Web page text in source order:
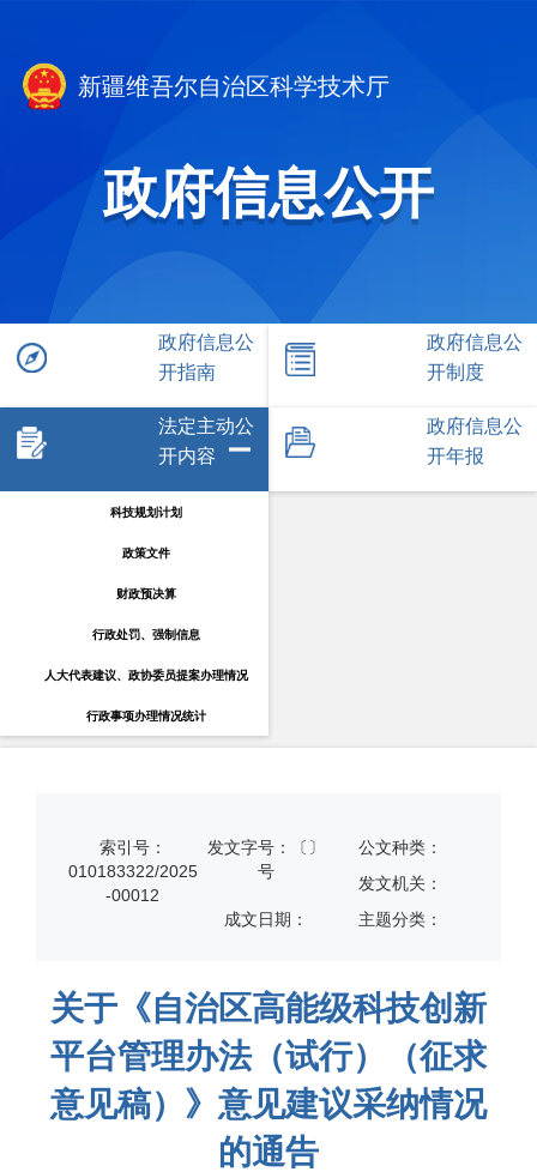
新疆维吾尔自治区科学技术厅
政府信息公开
政府信息公
开指南
政府信息公
开制度
法定主动公
开内容
科技规划计划
政策文件
财政预决算
行政处罚、强制信息
人大代表建议、政协委员提案办理情况
行政事项办理情况统计
政府信息公
开年报
索引号：
010183322/2025
-00012
发文字号：〔〕
号
公文种类：
发文机关：
成文日期：
主题分类：
关于《自治区高能级科技创新
平台管理办法（试行）（征求
意见稿）》意见建议采纳情况
的通告